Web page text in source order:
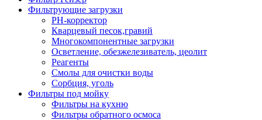
Фильтрующие загрузки
PH-корректор
Кварцевый песок,гравий
Многокомпонентные загрузки
Осветление, обезжелезиватель, цеолит
Реагенты
Смолы для очистки воды
Сорбция, уголь
Фильтры под мойку
Фильтры на кухню
Фильтры обратного осмоса